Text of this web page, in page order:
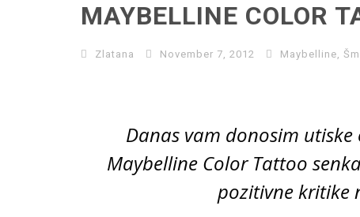
MAYBELLINE COLOR
Zlatana November 7, 2012 Maybelline,
Danas vam donosim
Maybelline Color Tattoo
pozitivne kritike